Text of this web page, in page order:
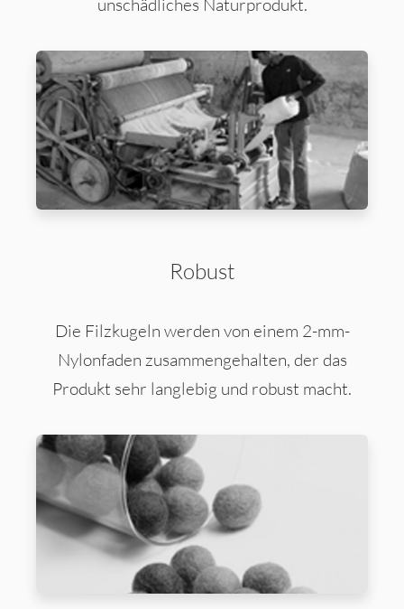
Robust
Die Filzkugeln werden von einem 2-mm-
Nylonfaden zusammengehalten, der das
Produkt sehr langlebig und robust macht.